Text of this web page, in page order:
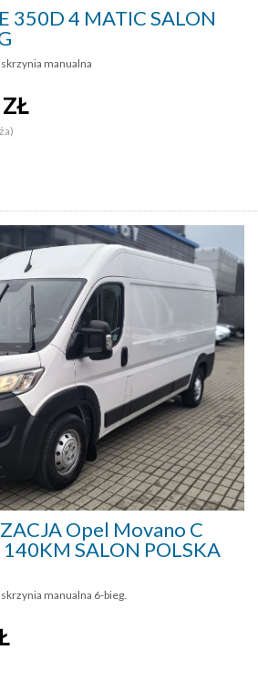
350D 4 MATIC SALON
manualna
Opel Movano C
SALON POLSKA
manualna 6-bieg.